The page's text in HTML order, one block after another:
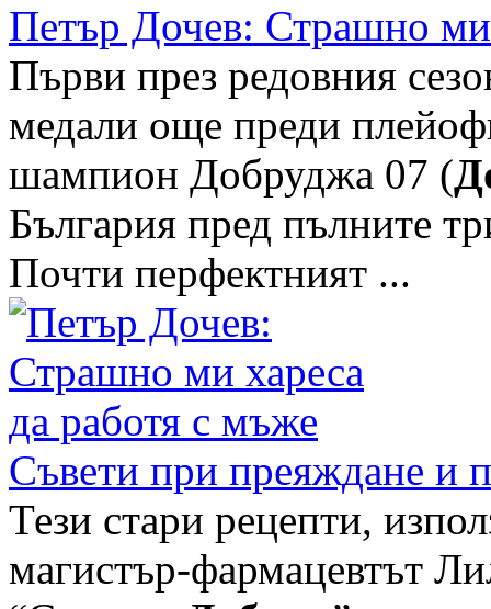
Петър Дочев: Страшно ми
Първи през редовния
медали още преди
шампион Добруджа 07 (
България пред пълните
Почти перфектният ...
Съвети при преяждане и
Тези стари рецепти,
магистър-фармацевтът